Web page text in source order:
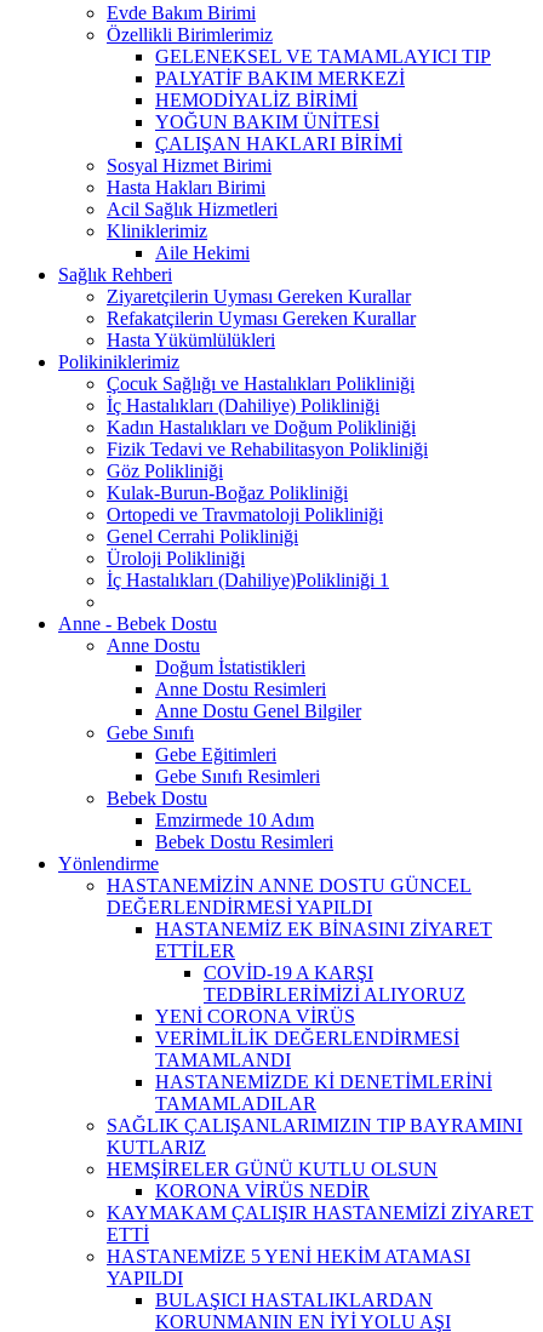
Evde Bakım Birimi
Özellikli Birimlerimiz
GELENEKSEL VE TAMAMLAYICI TIP
PALYATİF BAKIM MERKEZİ
HEMODİYALİZ BİRİMİ
YOĞUN BAKIM ÜNİTESİ
ÇALIŞAN HAKLARI BİRİMİ
Sosyal Hizmet Birimi
Hasta Hakları Birimi
Acil Sağlık Hizmetleri
Kliniklerimiz
Aile Hekimi
Sağlık Rehberi
Ziyaretçilerin Uyması Gereken Kurallar
Refakatçilerin Uyması Gereken Kurallar
Hasta Yükümlülükleri
Polikiniklerimiz
Çocuk Sağlığı ve Hastalıkları Polikliniği
İç Hastalıkları (Dahiliye) Polikliniği
Kadın Hastalıkları ve Doğum Polikliniği
Fizik Tedavi ve Rehabilitasyon Polikliniği
Göz Polikliniği
Kulak-Burun-Boğaz Polikliniği
Ortopedi ve Travmatoloji Polikliniği
Genel Cerrahi Polikliniği
Üroloji Polikliniği
İç Hastalıkları (Dahiliye)Polikliniği 1
Anne - Bebek Dostu
Anne Dostu
Doğum İstatistikleri
Anne Dostu Resimleri
Anne Dostu Genel Bilgiler
Gebe Sınıfı
Gebe Eğitimleri
Gebe Sınıfı Resimleri
Bebek Dostu
Emzirmede 10 Adım
Bebek Dostu Resimleri
Yönlendirme
HASTANEMİZİN ANNE DOSTU GÜNCEL
DEĞERLENDİRMESİ YAPILDI
HASTANEMİZ EK BİNASINI ZİYARET
ETTİLER
COVİD-19 A KARŞI
TEDBİRLERİMİZİ ALIYORUZ
YENİ CORONA VİRÜS
VERİMLİLİK DEĞERLENDİRMESİ
TAMAMLANDI
HASTANEMİZDE Kİ DENETİMLERİNİ
TAMAMLADILAR
SAĞLIK ÇALIŞANLARIMIZIN TIP BAYRAMINI
KUTLARIZ
HEMŞİRELER GÜNÜ KUTLU OLSUN
KORONA VİRÜS NEDİR
KAYMAKAM ÇALIŞIR HASTANEMİZİ ZİYARET
ETTİ
HASTANEMİZE 5 YENİ HEKİM ATAMASI
YAPILDI
BULAŞICI HASTALIKLARDAN
KORUNMANIN EN İYİ YOLU AŞI